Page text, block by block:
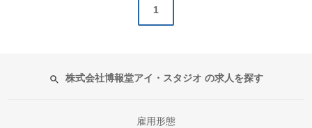
1
株式会社博報堂アイ・スタジオ の求人を探す
雇用形態